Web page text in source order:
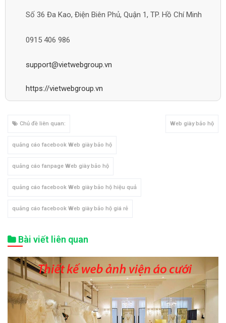
Số 36 Đa Kao, Điện Biên Phủ, Quận 1, TP. Hồ Chí Minh
0915 406 986
support@vietwebgroup.vn
https://vietwebgroup.vn
Chủ đề liên quan: Web giày bảo hộ
quảng cáo facebook Web giày bảo hộ
quảng cáo fanpage Web giày bảo hộ
quảng cáo facebook Web giày bảo hộ hiệu quả
quảng cáo facebook Web giày bảo hộ giá rẻ
Bài viết liên quan